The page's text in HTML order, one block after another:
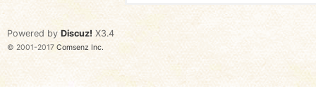
Powered by Discuz! X3.4
© 2001-2017 Comsenz Inc.